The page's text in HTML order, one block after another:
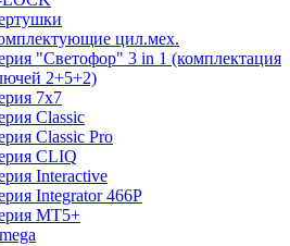
цил.мех.
"Светофор" 3 in 1 (комплектация
2+5+2)
7х7
Classic
Classic Pro
CLIQ
Interactive
Integrator 466P
MT5+